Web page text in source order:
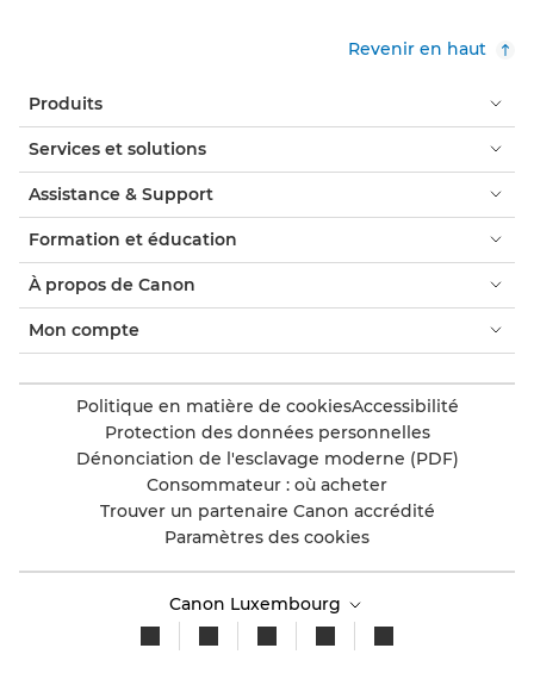
Revenir en haut
Produits
Services et solutions
Assistance & Support
Formation et éducation
À propos de Canon
Mon compte
Politique en matière de cookiesAccessibilité
Protection des données personnelles
Dénonciation de l'esclavage moderne (PDF)
Consommateur : où acheter
Trouver un partenaire Canon accrédité
Paramètres des cookies
Canon Luxembourg